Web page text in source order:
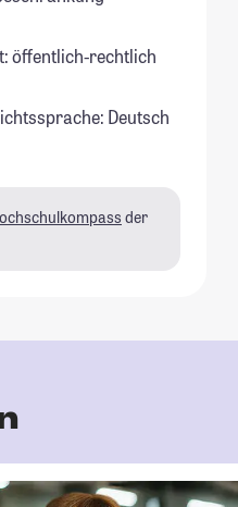
öffentlich-rechtlich
Deutsch
der